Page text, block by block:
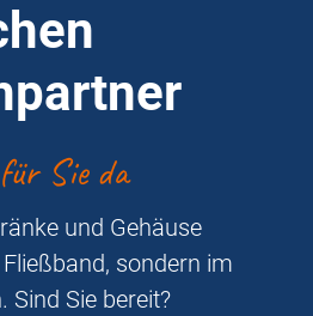
Sie da
und Gehäuse
sondern im
Sind Sie bereit?